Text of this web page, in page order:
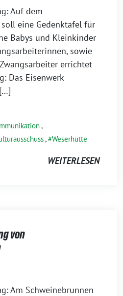
Auf dem
eine Gedenktafel für
Babys und Kleinkinder
sowie
errichtet
Das Eisenwerk
,
, Weserhütte
WEITERLESEN
von
Am Schweinebrunnen